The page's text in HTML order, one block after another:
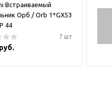
Встраиваемый
Орб / Orb 1*GX53
44
7 шт